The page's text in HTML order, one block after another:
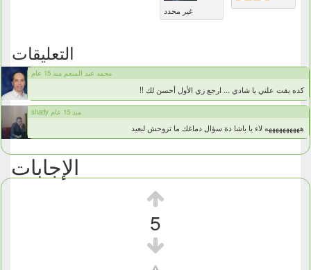
غير محدد
التعليقات
محمد عبد المنعم منذ 15 عام
كده بقت علني يا شادي ... ارجع زي الأول أحسن لك !!
shady منذ 15 عام
ههههههههههه لاء يا باشا دة سؤال دماغك ما تروحش لبعيد
الإجابات
5